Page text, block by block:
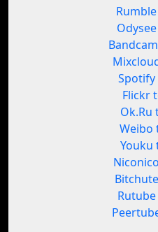
Spotify
Flickr
Ok.Ru
Weibo
Youku